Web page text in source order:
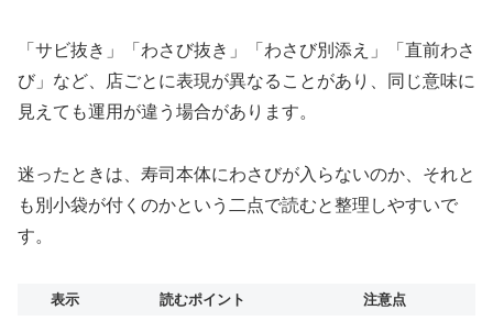
「サビ抜き」「わさび抜き」「わさび別添え」「直前わさ
び」など、店ごとに表現が異なることがあり、同じ意味に
見えても運用が違う場合があります。
迷ったときは、寿司本体にわさびが入らないのか、それと
も別小袋が付くのかという二点で読むと整理しやすいで
す。
表示 読むポイント
注意点